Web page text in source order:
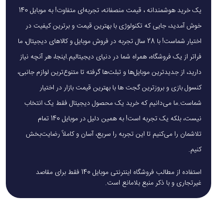
یک خرید هوشمندانه ، قیمت منصفانه، تجربه‌ای متفاوت! به موبایل 140
خوش آمدید، جایی که تکنولوژی با بهترین قیمت و برترین کیفیت در
اختیار شماست! با 28 سال تجربه در فروش موبایل و کالاهای دیجیتال، ما
فراتر از یک فروشگاه، همراه شما در دنیای دیجیتالیم.اینجا، هر آنچه نیاز
دارید، از جدیدترین موبایل‌ها و تبلت‌ها گرفته تا متنوع‌ترین لوازم جانبی،
کنسول بازی و بروزترین گجت ها با بهترین قیمت بازار در اختیار
شماست.ما می‌دانیم که خرید یک محصول دیجیتال فقط یک انتخاب
نیست، بلکه یک تجربه است! به همین دلیل در موبایل 140 تمام
تلاشمان را می‌کنیم تا این تجربه را سریع، آسان و کاملاً رضایت‌بخش
کنیم.
استفاده از مطالب فروشگاه اینترنتی موبایل 140 فقط برای مقاصد
غیرتجاری و با ذکر منبع بلامانع است.